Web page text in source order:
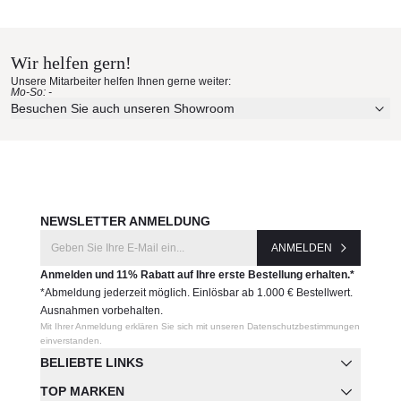
Produktnummer:
SBA-B-8929OD
bestellen
Erleben Sie unsere Stoffe und Materialien ganz in Ruhe in
Ihren eigenen vier Wänden.
Wir helfen gern!
Unsere Mitarbeiter helfen Ihnen gerne weiter:
Mo-So: -
Besuchen Sie auch unseren Showroom
BELIEBTE LINKS
TOP MARKEN
NEWSLETTER ANMELDUNG
ANMELDEN
Anmelden und 11% Rabatt auf Ihre erste Bestellung erhalten.*
*Abmeldung jederzeit möglich. Einlösbar ab 1.000 € Bestellwert.
Ausnahmen vorbehalten.
Mit Ihrer Anmeldung erklären Sie sich mit unseren Datenschutzbestimmungen
einverstanden.